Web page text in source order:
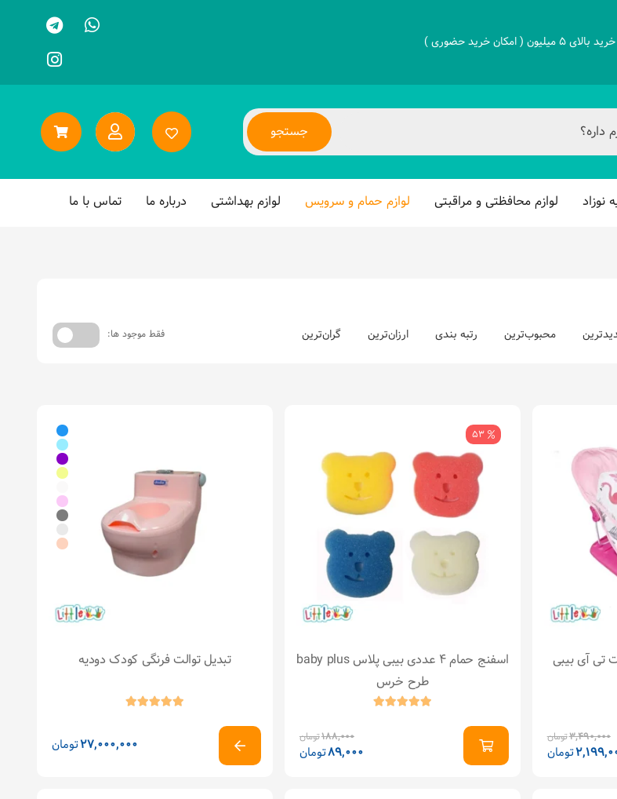
( امکان خرید حضوری )
جستجو
نوزاد لوازم محافظتی و مراقبتی لوازم حمام و سرویس لوازم بهداشتی درباره ما تماس با ما
محبوب‌ترین رتبه بندی ارزان‌ترین گران‌ترین فقط موجود ها:
تی آی بیبی
تومان3,490,000
تومان
53
اسفنج حمام 4 عددی بیبی پلاس baby plus
طرح خرس
تومان188,000
تومان89,000
تبدیل توالت فرنگی کودک دودیه
تومان27,000,000